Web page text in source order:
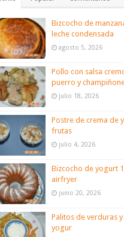
Bizcocho de
leche condensada
agosto 5, 2026
Pollo con salsa
puerro y
julio 18, 2026
Postre de crema de
frutas
julio 4, 2026
Bizcocho de yogurt
airfryer
junio 20, 2026
Palitos de verduras
yogur